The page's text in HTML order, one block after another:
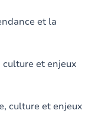
et la
et enjeux
culture et enjeux